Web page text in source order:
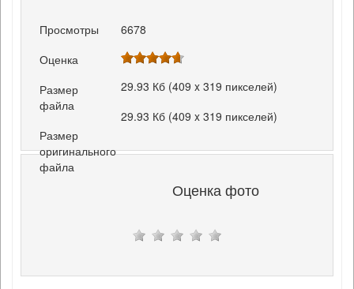
Просмотры
6678
Оценка
Размер
файла
29.93 Кб (409 x 319 пикселей)
Размер
оригинального
файла
29.93 Кб (409 x 319 пикселей)
Оценка фото